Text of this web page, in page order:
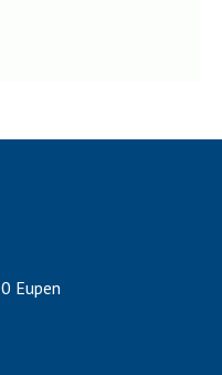
Eupen